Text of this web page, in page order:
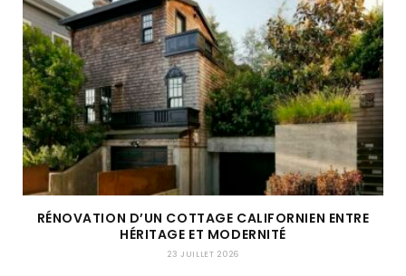
RÉNOVATION D’UN COTTAGE CALIFORNIEN ENTRE
HÉRITAGE ET MODERNITÉ
23 JUILLET 2026